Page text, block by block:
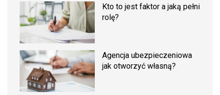
Kto to jest faktor a jaką pełni
rolę?
Agencja ubezpieczeniowa
jak otworzyć własną?